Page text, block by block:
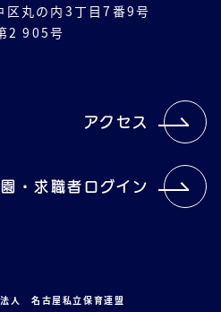
丸の内3丁目7番9号
2 905号
アクセス
・求職者ログイン
人 名古屋私立保育連盟